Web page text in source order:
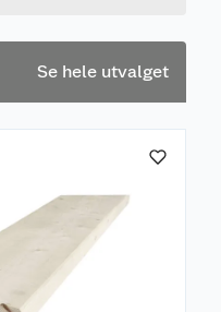
Se hele utvalget